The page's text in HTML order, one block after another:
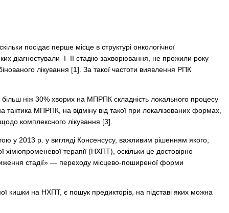
посідає перше місце в структурі онкологічної
діагностували I–II стадію захворювання, не прожили року
лікування [1]. За такої частоти виявлення РПК
ніж 30% хворих на МПРПК складність локального процесу
тактика МПРПК, на відміну від такої при локалізованих формах,
комплексного лікування [3].
у 2013 р. у вигляді Консенсусу, важливим рішенням якого,
терапії (НХПТ), оскільки це достовірно
стадії» — переходу місцево-поширеної форми
кишки на НХПТ, є пошук предикторів, на підставі яких можна